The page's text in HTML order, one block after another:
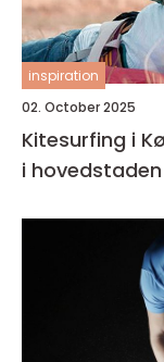
inspiration
02. October 2025
Kitesurfing i
i hovedstaden